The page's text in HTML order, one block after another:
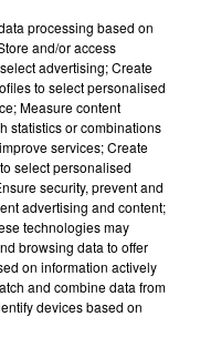
brune sort des
à Strasbourg :
réagit
processing based on
and/or access
advertising; Create
to select personalised
Measure content
statistics or combinations
services; Create
select personalised
security, prevent and
advertising and content;
technologies may
browsing data to offer
on information actively
and combine data from
devices based on